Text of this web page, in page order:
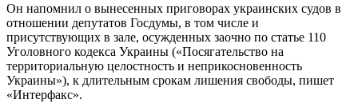
Он напомнил о вынесенных приговорах украинских судов в
отношении депутатов Госдумы, в том числе и
присутствующих в зале, осужденных заочно по статье 110
Уголовного кодекса Украины («Посягательство на
территориальную целостность и неприкосновенность
Украины»), к длительным срокам лишения свободы, пишет
«Интерфакс».